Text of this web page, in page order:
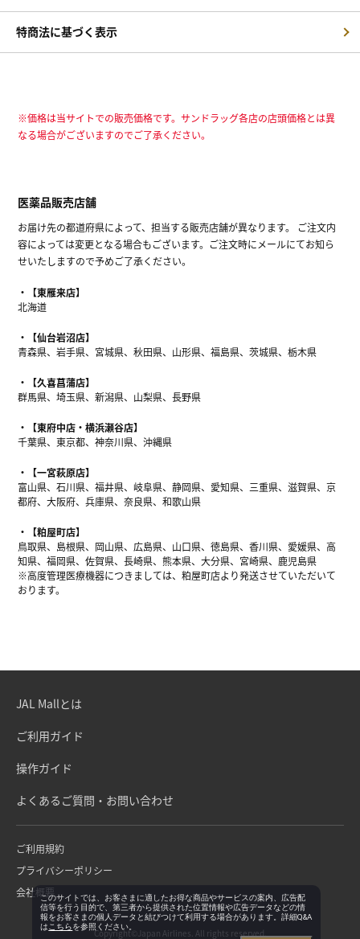
特商法に基づく表示
※価格は当サイトでの販売価格です。サンドラッグ各店の店頭価格とは異
なる場合がございますのでご了承ください。
医薬品販売店舗
お届け先の都道府県によって、担当する販売店舗が異なります。 ご注文内
容によっては変更となる場合もございます。ご注文時にメールにてお知ら
せいたしますので予めご了承ください。
【東雁来店】
北海道
【仙台岩沼店】
青森県、岩手県、宮城県、秋田県、山形県、福島県、茨城県、栃木県
【久喜菖蒲店】
群馬県、埼玉県、新潟県、山梨県、長野県
【東府中店・横浜瀬谷店】
千葉県、東京都、神奈川県、沖縄県
【一宮萩原店】
富山県、石川県、福井県、岐阜県、静岡県、愛知県、三重県、滋賀県、京
都府、大阪府、兵庫県、奈良県、和歌山県
【粕屋町店】
鳥取県、島根県、岡山県、広島県、山口県、徳島県、香川県、愛媛県、高
知県、福岡県、佐賀県、長崎県、熊本県、大分県、宮崎県、鹿児島県
※高度管理医療機器につきましては、粕屋町店より発送させていただいて
おります。
JAL Mallとは
ご利用ガイド
操作ガイド
よくあるご質問・お問い合わせ
ご利用規約
プライバシーポリシー
会社概要
Copyright©Japan Airlines. All rights reserved.
このサイトでは、お客さまに適したお得な商品やサービスの案内、広告配
信等を行う目的で、第三者から提供された位置情報や広告データなどの情
報をお客さまの個人データと結びつけて利用する場合があります。詳細Q&A
は こちらを参照ください。